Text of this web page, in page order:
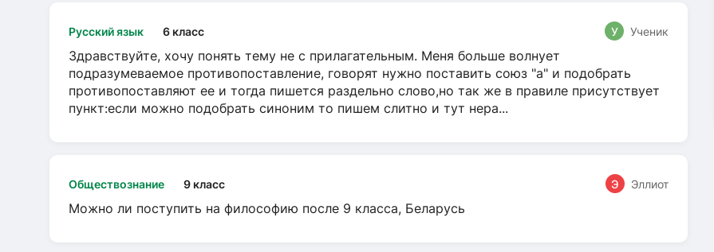
Русский язык 6 класс У Ученик
Здравствуйте, хочу понять тему не с прилагательным. Меня больше волнует
подразумеваемое противопоставление, говорят нужно поставить союз "а" и подобрать
противопоставляют ее и тогда пишется раздельно слово,но так же в правиле присутствует
пункт:если можно подобрать синоним то пишем слитно и тут нера...
Обществознание 9 класс Э Эллиот
Можно ли поступить на философию после 9 класса, Беларусь